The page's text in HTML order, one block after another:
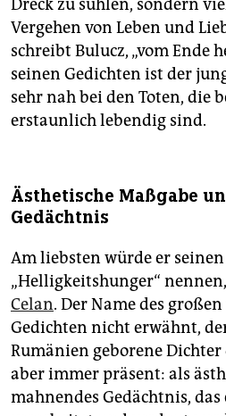
Dreck zu suhlen, sondern
Vergehen von Leben und
schreibt Bulucz, „vom Ende
seinen Gedichten ist der
sehr nah bei den Toten, die
erstaunlich lebendig sind.
Ästhetische Maßgabe
Gedächtnis
Am liebsten würde er
„Helligkeitshunger“ nennen,
Celan. Der Name des
Gedichten nicht erwähnt,
Rumänien geborene Dichter
aber immer präsent: als
mahnendes Gedächtnis,